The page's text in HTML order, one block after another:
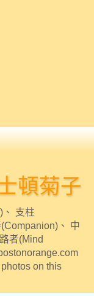
頓菊子
、 支柱
、 中
者(Mind
on this